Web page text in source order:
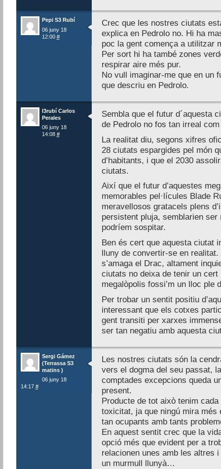
Pepi S3 Rubí
06 juny 18
12:00 #
Crec que les nostres ciutats
explica en Pedrolo no. Hi ha
poc la gent comença a utilitzar
Per sort hi ha també zones
respirar aire més pur.
No vull imaginar-me que en un
que descriu en Pedrolo.
I3rubí Carlos
Perales
06 juny 18
14:08 #
Sembla que el futur d´aquesta
de Pedrolo no fos tan irreal
La realitat diu, segons xifres
28 ciutats espargides pel món
d’habitants, i que el 2030
ciutats.
Així que el futur d’aquestes
memorables pel·lícules Blade
meravellosos gratacels plens
persistent pluja, semblarien ser
podríem sospitar.
Ben és cert que aquesta ciutat
lluny de convertir-se en realitat.
s’amaga el Drac, altament
ciutats no deixa de tenir un
megalòpolis fossi’m un lloc ple
Per trobar un sentit positiu
interessant que els cotxes
gent transiti per xarxes
ser tan negatiu amb aquesta
Sergi Gámez
(Terrassa S3
matins )
06 juny 18
14:17 #
Les nostres ciutats són la
vers el dogma del seu passat,
comptades excepcions queda
present.
Producte de tot això tenim
toxicitat, ja que ningú mira
tan ocupants amb tants
En aquest sentit crec que la
opció més que evident per a
relacionen unes amb les altres
un murmull llunyà…